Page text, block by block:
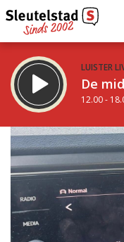
LUISTER
De
12.00 -
STRAKS:
De avond van
18.00 - 19.00 uur
Vorig uur